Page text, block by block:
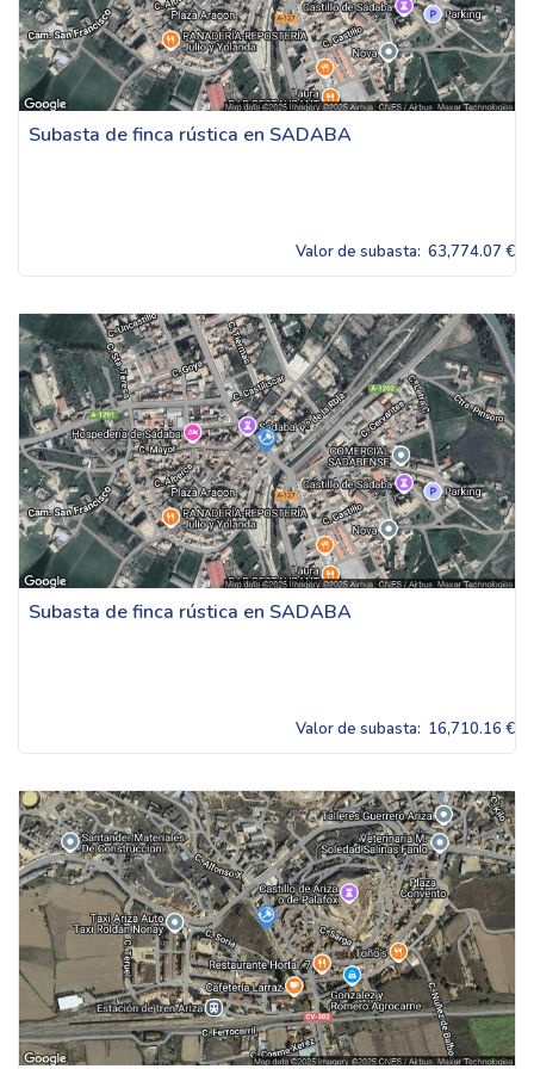
Subasta de finca rústica en SADABA
Valor de subasta: 63,774.07 €
Subasta de finca rústica en SADABA
Valor de subasta: 16,710.16 €